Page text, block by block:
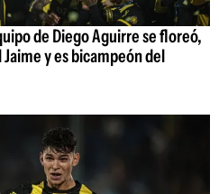
de Diego Aguirre se floreó,
y es bicampeón del